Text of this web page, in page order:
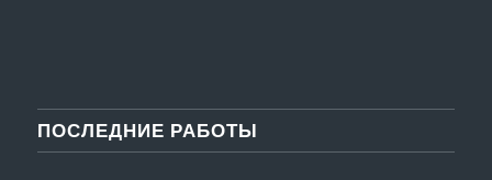
ПОСЛЕДНИЕ РАБОТЫ